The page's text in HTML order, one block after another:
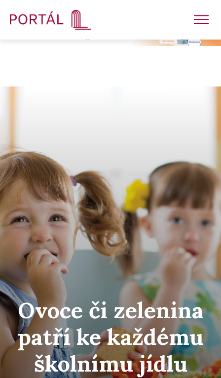
Semináře
E-shop
Ovoce či zelenina
patří ke každému
školnímu jídlu